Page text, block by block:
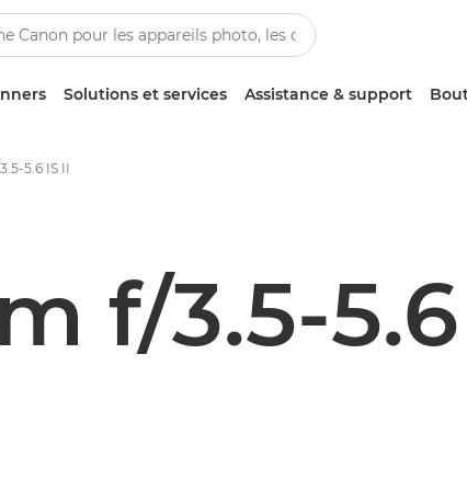
Solutions et services Assistance & support
5.6 IS II
f/3.5-